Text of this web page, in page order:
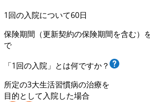
1回の入院について60日
保険期間（更新契約の保険期間を含む）
で
「1回の入院」とは何ですか？
所定の3大生活習慣病の治療を
目的として入院した場合